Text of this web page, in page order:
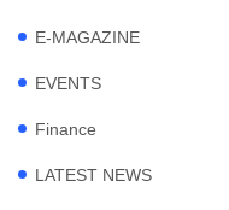
E-MAGAZINE
EVENTS
Finance
LATEST NEWS